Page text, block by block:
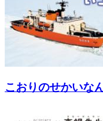
こおりのせかいな